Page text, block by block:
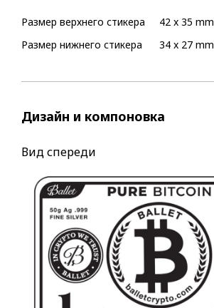
Размер верхнего стикера
Размер нижнего стикера
42 x 35 mm
34 x 27 mm
Дизайн и компоновка
Вид спереди